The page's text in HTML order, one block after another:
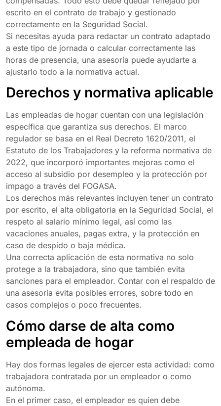
escrito en el contrato de trabajo y gestionado
correctamente en la Seguridad Social.
Si necesitas ayuda para redactar un contrato adaptado
a este tipo de jornada o calcular correctamente las
horas de presencia, una asesoría puede ayudarte a
ajustarlo todo a la normativa actual.
Derechos y normativa aplicable
Las empleadas de hogar cuentan con una legislación
específica que garantiza sus derechos. El marco
regulador se basa en el Real Decreto 1620/2011, el
Estatuto de los Trabajadores y la reforma normativa de
2022, que incorporó importantes mejoras como el
acceso al subsidio por desempleo y la protección por
impago a través del FOGASA.
Los derechos más relevantes incluyen tener un contrato
por escrito, el alta obligatoria en la Seguridad Social, el
respeto al salario mínimo legal, así como las
vacaciones anuales, pagas extra, y la protección en
caso de despido o baja médica.
Una correcta aplicación de esta normativa no solo
protege a la trabajadora, sino que también evita
sanciones para el empleador. Contar con el respaldo de
una asesoría evita posibles errores, sobre todo en
casos complejos o poco frecuentes.
Cómo darse de alta como
empleada de hogar
Hay dos formas legales de ejercer esta actividad: como
trabajadora contratada por un empleador o como
autónoma.
En el primer caso, el empleador es quien debe